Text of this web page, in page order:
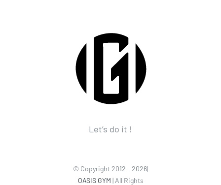
Let’s do it !
© Copyright 2012 - 2026|
OASIS GYM | All Rights